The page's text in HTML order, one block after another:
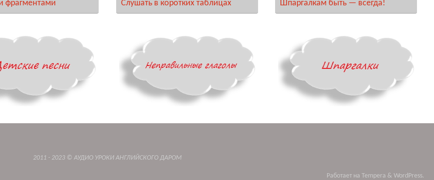
фрагментами Слушать в коротких таблицах Шпаргалкам быть — всегда!
2011 - 2023 © АУДИО УРОКИ АНГЛИЙСКОГО ДАРОМ
Работает на Tempera & WordPress.